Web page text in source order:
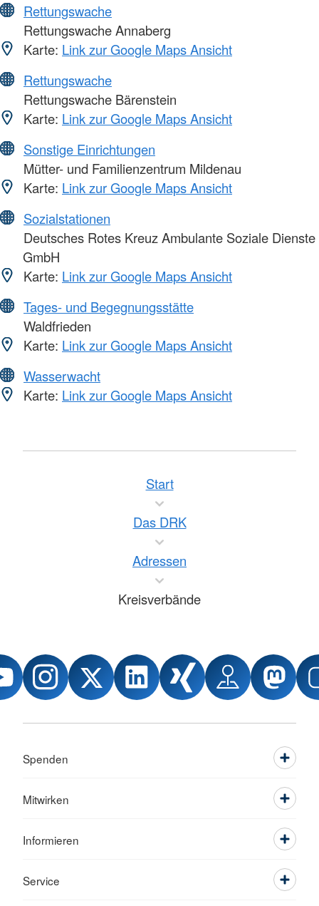
Rettungswache
Rettungswache Annaberg
Karte: Link zur Google Maps Ansicht
Rettungswache
Rettungswache Bärenstein
Karte: Link zur Google Maps Ansicht
Sonstige Einrichtungen
Mütter- und Familienzentrum Mildenau
Karte: Link zur Google Maps Ansicht
Sozialstationen
Deutsches Rotes Kreuz Ambulante Soziale Dienste
GmbH
Karte: Link zur Google Maps Ansicht
Tages- und Begegnungsstätte
Waldfrieden
Karte: Link zur Google Maps Ansicht
Wasserwacht
Karte: Link zur Google Maps Ansicht
Start
Das DRK
Adressen
Kreisverbände
Spenden
Mitwirken
Informieren
Service